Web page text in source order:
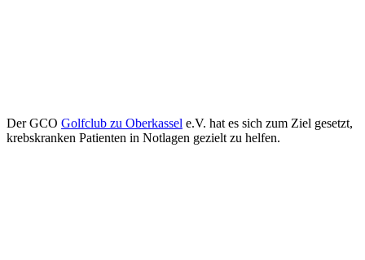
Der GCO Golfclub zu Oberkassel e.V. hat es sich zum Ziel gesetzt,
krebskranken Patienten in Notlagen gezielt zu helfen.